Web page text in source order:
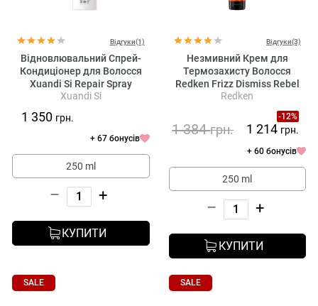
Відгуки(1)
Відновлювальний Спрей-
Кондиціонер для Волосся
Xuandi Si Repair Spray
Conditioner
Xuandi Si
1 350 грн.
+ 67 бонусів
250 ml
– +
КУПИТИ
Відгуки(3)
Незмивний Крем для
Термозахисту Волосся
Redken Frizz Dismiss Rebel
Tame
Redken
-12%
1 384грн. 1 214 грн.
+ 60 бонусів
250 ml
– +
КУПИТИ
SALE SALE